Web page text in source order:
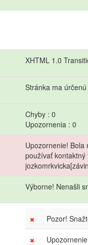
XHTML 1.0
Stránka ma
Chyby : 0
Upozornenia : 0
Upozornenie!
používať
Výborne! Nenašli
Pozor!